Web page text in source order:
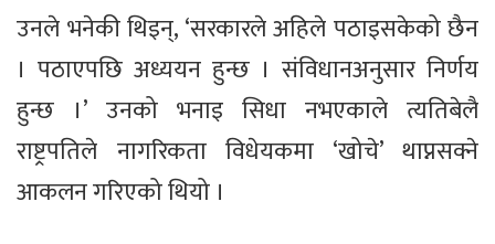
उनले भनेकी थिइन्, ‘सरकारले अहिले पठाइसकेको छैन
। पठाएपछि अध्ययन हुन्छ । संविधानअनुसार निर्णय
हुन्छ ।’ उनको भनाइ सिधा नभएकाले त्यतिबेलै
राष्ट्रपतिले नागरिकता विधेयकमा ‘खोचे’ थाप्नसक्ने
आकलन गरिएको थियो ।